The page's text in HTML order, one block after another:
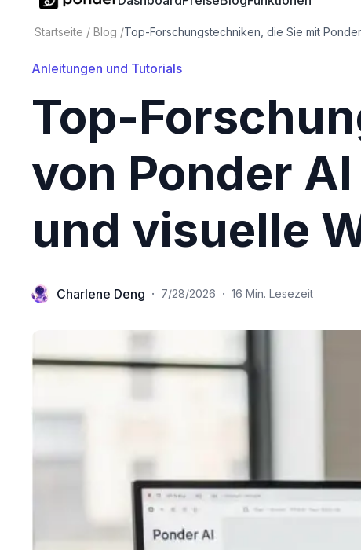
Startseite / Blog /Top-Forschungstechniken, die Sie mit
Anleitungen und Tutorials
Top-
von Ponder
und visuelle
Charlene Deng · 7/28/2026 · 16 Min. Lesezeit